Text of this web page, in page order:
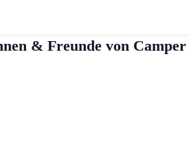
& Freunde von Camper